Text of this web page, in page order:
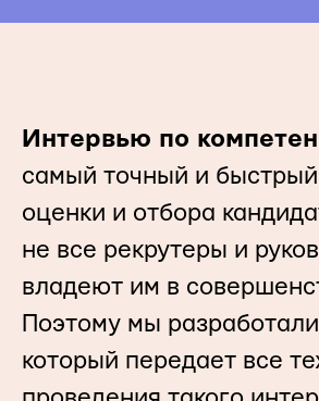
Интервью по
самый точный и
оценки и отбора
не все рекрутеры и
владеют им в
Поэтому мы
который передает все